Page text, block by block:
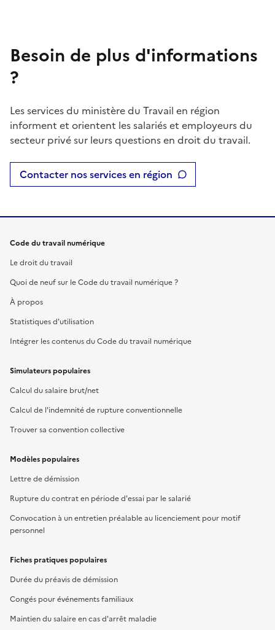
Besoin de plus d'informations
?
Les services du ministère du Travail en région
informent et orientent les salariés et employeurs du
secteur privé sur leurs questions en droit du travail.
Contacter nos services en région
Code du travail numérique
Le droit du travail
Quoi de neuf sur le Code du travail numérique ?
À propos
Statistiques d'utilisation
Intégrer les contenus du Code du travail numérique
Simulateurs populaires
Calcul du salaire brut/net
Calcul de l'indemnité de rupture conventionnelle
Trouver sa convention collective
Modèles populaires
Lettre de démission
Rupture du contrat en période d'essai par le salarié
Convocation à un entretien préalable au licenciement pour motif
personnel
Fiches pratiques populaires
Durée du préavis de démission
Congés pour événements familiaux
Maintien du salaire en cas d'arrêt maladie